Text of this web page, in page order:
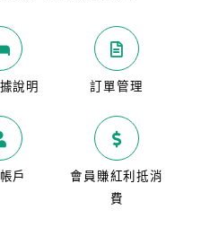
說明 訂單管理
戶
會員賺紅利抵消
費